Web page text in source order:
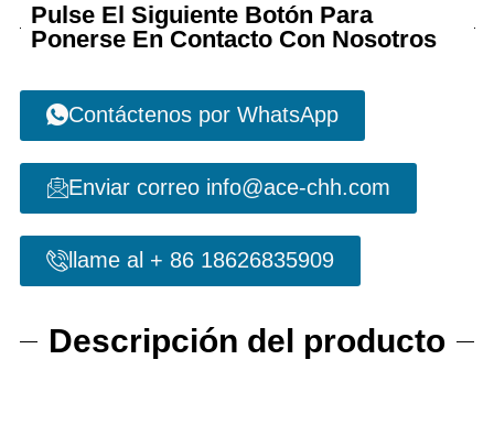
Pulse El Siguiente Botón Para
Ponerse En Contacto Con Nosotros
Contáctenos por WhatsApp
Enviar correo info@ace-chh.com
llame al + 86 18626835909
Descripción del producto